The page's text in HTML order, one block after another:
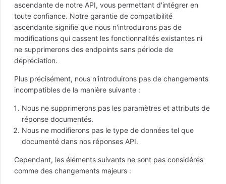
ascendante de notre API, vous permettant d'intégrer en
toute confiance. Notre garantie de compatibilité
ascendante signifie que nous n'introduirons pas de
modifications qui cassent les fonctionnalités existantes ni
ne supprimerons des endpoints sans période de
dépréciation.
Plus précisément, nous n'introduirons pas de changements
incompatibles de la manière suivante :
Nous ne supprimerons pas les paramètres et attributs de
réponse documentés.
Nous ne modifierons pas le type de données tel que
documenté dans nos réponses API.
Cependant, les éléments suivants ne sont pas considérés
comme des changements majeurs :